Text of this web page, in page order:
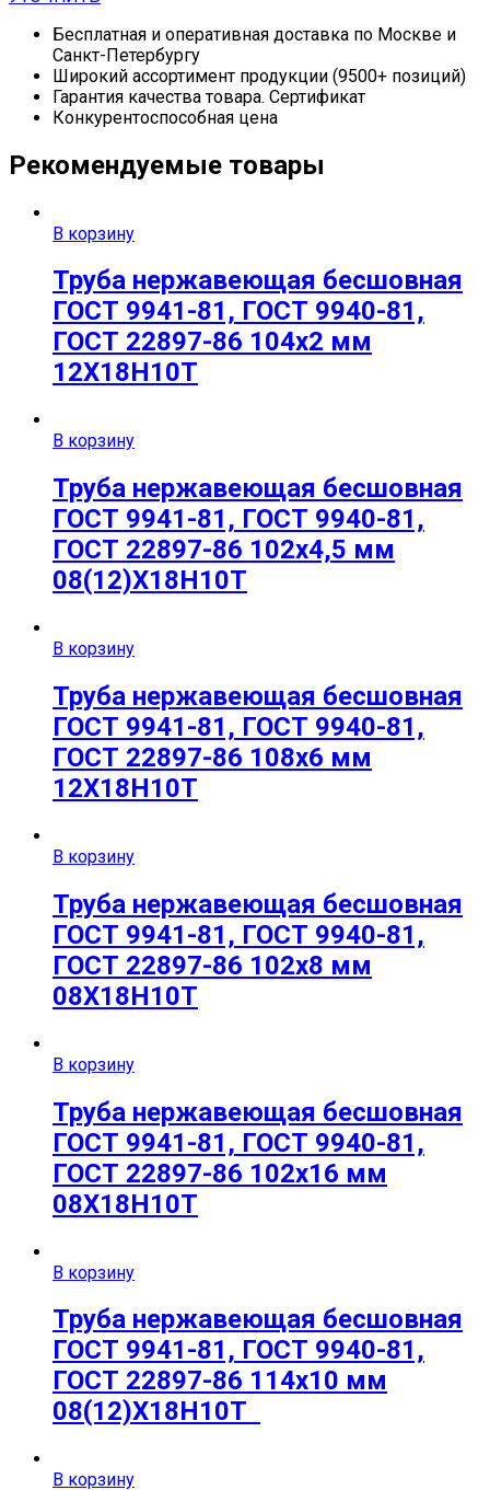
Бесплатная и оперативная доставка по Москве и
Санкт-Петербургу
Широкий ассортимент продукции (9500+ позиций)
Гарантия качества товара. Сертификат
Конкурентоспособная цена
Рекомендуемые товары
В корзину
Труба нержавеющая бесшовная
ГОСТ 9941-81, ГОСТ 9940-81,
ГОСТ 22897-86 104х2 мм
12Х18Н10Т
В корзину
Труба нержавеющая бесшовная
ГОСТ 9941-81, ГОСТ 9940-81,
ГОСТ 22897-86 102х4,5 мм
08(12)Х18Н10Т
В корзину
Труба нержавеющая бесшовная
ГОСТ 9941-81, ГОСТ 9940-81,
ГОСТ 22897-86 108х6 мм
12Х18Н10Т
В корзину
Труба нержавеющая бесшовная
ГОСТ 9941-81, ГОСТ 9940-81,
ГОСТ 22897-86 102х8 мм
08Х18Н10Т
В корзину
Труба нержавеющая бесшовная
ГОСТ 9941-81, ГОСТ 9940-81,
ГОСТ 22897-86 102х16 мм
08Х18Н10Т
В корзину
Труба нержавеющая бесшовная
ГОСТ 9941-81, ГОСТ 9940-81,
ГОСТ 22897-86 114х10 мм
08(12)Х18Н10Т
В корзину